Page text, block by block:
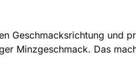
Geschmacksrichtung und
Minzgeschmack. Das